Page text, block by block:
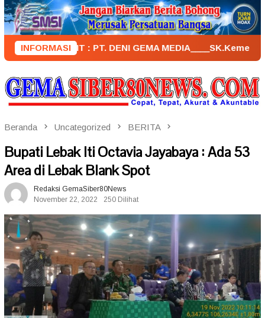
Loncat
ke
konten
INFORMASI
PENERBIT : PT. DENI GEMA MEDIA____SK.KemenkumHam
Beranda Uncategorized BERITA
Bupati Lebak Iti Octavia Jayabaya : Ada 53
Area di Lebak Blank Spot
Redaksi GemaSiber80News
November 22, 2022
250 Dilihat